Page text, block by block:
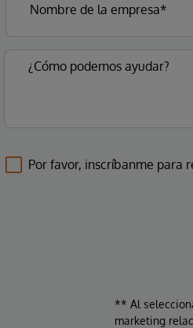
Por favor, inscríbanme para
** Al
marketing